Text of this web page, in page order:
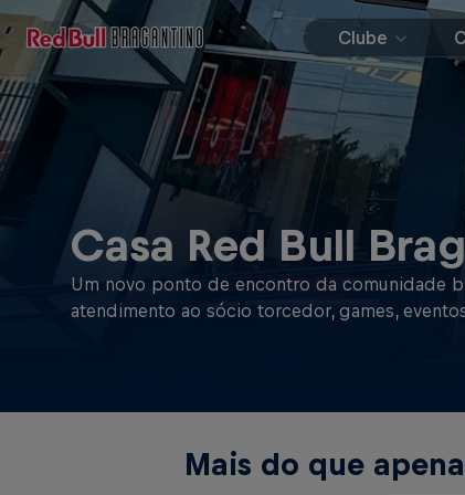
Clube
Casa Red Bull
Um novo ponto de encontro da comunidade
atendimento ao sócio torcedor, games,
Mais do que